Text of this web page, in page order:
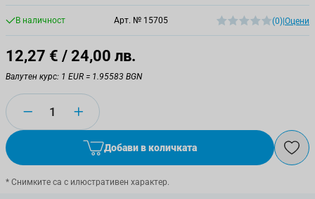
В наличност Арт. № 15705 (0) Оцени
12,27 € / 24,00 лв.
Валутен курс: 1 EUR = 1.95583 BGN
Количество
Добави в количката
* Снимките са с илюстративен характер.